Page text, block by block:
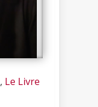
, Le Livre